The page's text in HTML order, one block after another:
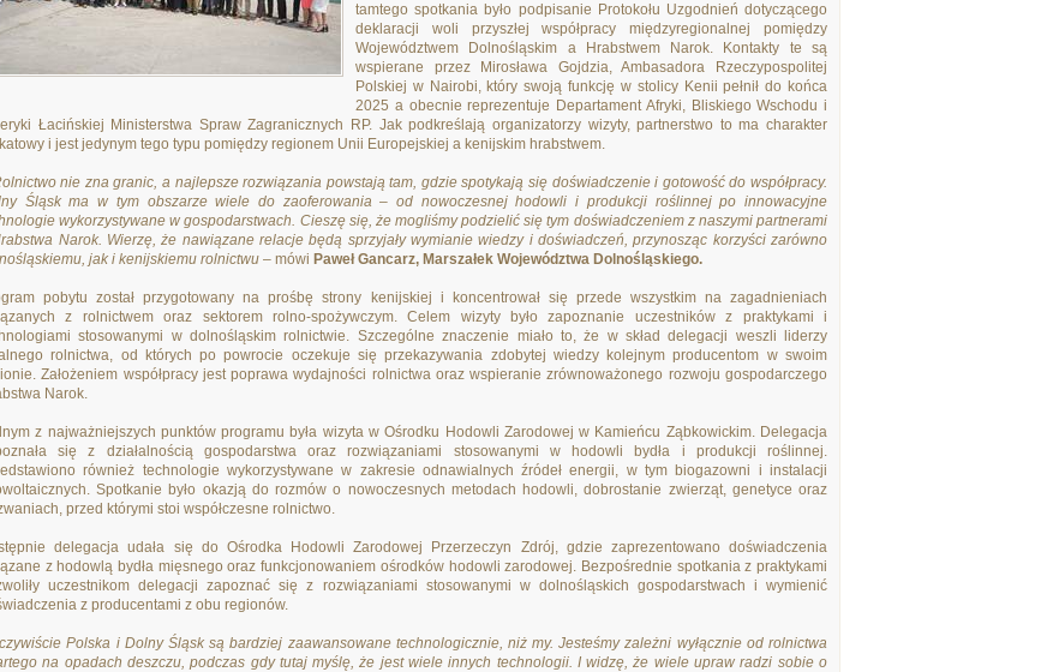
tamtego spotkania było podpisanie Protokołu Uzgodnień dotyczącego
deklaracji woli przyszłej współpracy międzyregionalnej pomiędzy
Województwem Dolnośląskim a Hrabstwem Narok. Kontakty te są
wspierane przez Mirosława Gojdzia, Ambasadora Rzeczypospolitej
Polskiej w Nairobi, który swoją funkcję w stolicy Kenii pełnił do końca
2025 a obecnie reprezentuje Departament Afryki, Bliskiego Wschodu i
Łacińskiej Ministerstwa Spraw Zagranicznych RP. Jak podkreślają organizatorzy wizyty, partnerstwo to ma charakter
i jest jedynym tego typu pomiędzy regionem Unii Europejskiej a kenijskim hrabstwem.
nie zna granic, a najlepsze rozwiązania powstają tam, gdzie spotykają się doświadczenie i gotowość do współpracy.
Śląsk ma w tym obszarze wiele do zaoferowania – od nowoczesnej hodowli i produkcji roślinnej po innowacyjne
wykorzystywane w gospodarstwach. Cieszę się, że mogliśmy podzielić się tym doświadczeniem z naszymi partnerami
Narok. Wierzę, że nawiązane relacje będą sprzyjały wymianie wiedzy i doświadczeń, przynosząc korzyści zarówno
jak i kenijskiemu rolnictwu – mówi Paweł Gancarz, Marszałek Województwa Dolnośląskiego.
pobytu został przygotowany na prośbę strony kenijskiej i koncentrował się przede wszystkim na zagadnieniach
z rolnictwem oraz sektorem rolno-spożywczym. Celem wizyty było zapoznanie uczestników z praktykami i
stosowanymi w dolnośląskim rolnictwie. Szczególne znaczenie miało to, że w skład delegacji weszli liderzy
rolnictwa, od których po powrocie oczekuje się przekazywania zdobytej wiedzy kolejnym producentom w swoim
Założeniem współpracy jest poprawa wydajności rolnictwa oraz wspieranie zrównoważonego rozwoju gospodarczego
Narok.
z najważniejszych punktów programu była wizyta w Ośrodku Hodowli Zarodowej w Kamieńcu Ząbkowickim. Delegacja
się z działalnością gospodarstwa oraz rozwiązaniami stosowanymi w hodowli bydła i produkcji roślinnej.
również technologie wykorzystywane w zakresie odnawialnych źródeł energii, w tym biogazowni i instalacji
Spotkanie było okazją do rozmów o nowoczesnych metodach hodowli, dobrostanie zwierząt, genetyce oraz
przed którymi stoi współczesne rolnictwo.
delegacja udała się do Ośrodka Hodowli Zarodowej Przerzeczyn Zdrój, gdzie zaprezentowano doświadczenia
z hodowlą bydła mięsnego oraz funkcjonowaniem ośrodków hodowli zarodowej. Bezpośrednie spotkania z praktykami
uczestnikom delegacji zapoznać się z rozwiązaniami stosowanymi w dolnośląskich gospodarstwach i wymienić
z producentami z obu regionów.
Polska i Dolny Śląsk są bardziej zaawansowane technologicznie, niż my. Jesteśmy zależni wyłącznie od rolnictwa
na opadach deszczu, podczas gdy tutaj myślę, że jest wiele innych technologii. I widzę, że wiele upraw radzi sobie o